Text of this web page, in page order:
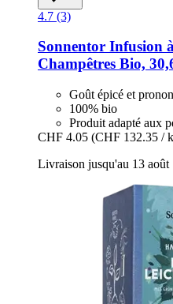
4.7 (3)
Sonnentor Infusion
Champêtres Bio,
Goût épicé et
100% bio
Produit adapté aux
CHF 4.05 (CHF 132.35 /
Livraison jusqu'au 13 août